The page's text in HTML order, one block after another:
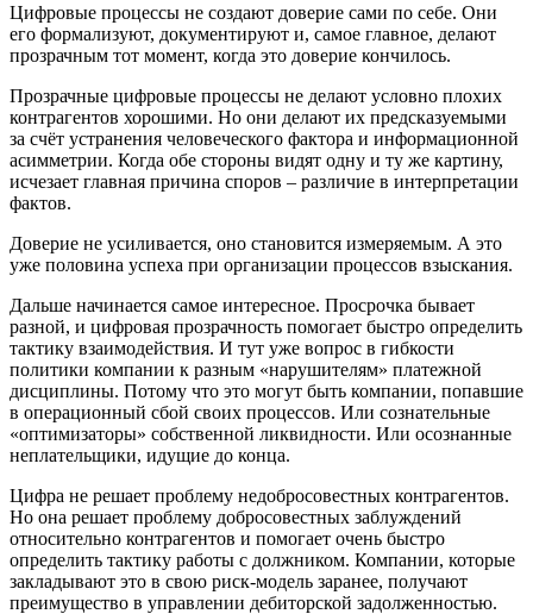
Цифровые процессы не создают доверие сами по себе. Они
его формализуют, документируют и, самое главное, делают
прозрачным тот момент, когда это доверие кончилось.
Прозрачные цифровые процессы не делают условно плохих
контрагентов хорошими. Но они делают их предсказуемыми
за счёт устранения человеческого фактора и информационной
асимметрии. Когда обе стороны видят одну и ту же картину,
исчезает главная причина споров – различие в интерпретации
фактов.
Доверие не усиливается, оно становится измеряемым. А это
уже половина успеха при организации процессов взыскания.
Дальше начинается самое интересное. Просрочка бывает
разной, и цифровая прозрачность помогает быстро определить
тактику взаимодействия. И тут уже вопрос в гибкости
политики компании к разным «нарушителям» платежной
дисциплины. Потому что это могут быть компании, попавшие
в операционный сбой своих процессов. Или сознательные
«оптимизаторы» собственной ликвидности. Или осознанные
неплательщики, идущие до конца.
Цифра не решает проблему недобросовестных контрагентов.
Но она решает проблему добросовестных заблуждений
относительно контрагентов и помогает очень быстро
определить тактику работы с должником. Компании, которые
закладывают это в свою риск-модель заранее, получают
преимущество в управлении дебиторской задолженностью.